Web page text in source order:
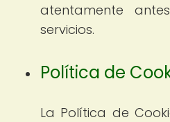
atentamente
servicios.
Política de
La Política de